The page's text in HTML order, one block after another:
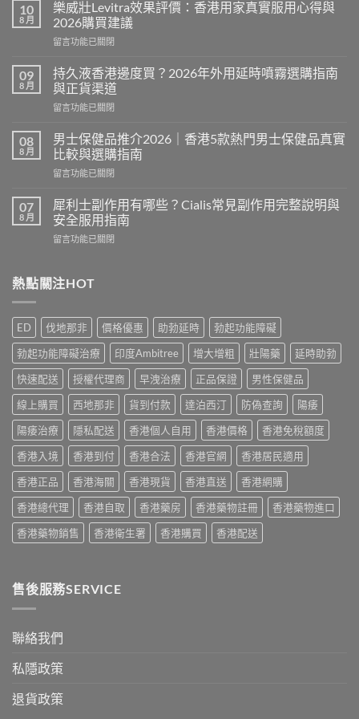
10
8 月
樂威壯Levitra效果評價：香港用家真實服用心得與
2026購買建議
在
威
壯
Levitra
效
評
價：
香
港
家
真
服
得
購
買
建
議〉
中
留言功能已關閉
09
8 月
持久液香港邊度買？2026年外用延時噴霧選購指南
與正貨渠道
在
久
液
香
港
度
買？
2026
年
延
霧
選
購
指
南
與
正
貨
渠
道〉
中
留言功能已關閉
08
8 月
男士保健品推介2026｜香港5款熱門男士保健品真實
比較與選購指南
在
士
保
健
品
2026
港
5
款
熱
門
男
士
保
健
品
真
實
比
較
與
選
購
中
留言功能已關閉
07
8 月
犀利士副作用有哪些？Cialis常見副作用完整說明與
安全服用指南
在
士
副
用
有
哪
些？
Cialis
常
見
副
作
用
完
整
說
明
與
安
全
南〉
留言功能已關閉
熱點關注HOT
ED 伐地那非 價格優惠 助勃延時
勃起功能障礙
勃起功能障礙治療
印度Ambitree 增大增粗 壯陽藥
延時助勃
快速配送
授權代理商 早洩治療 正品保證
男性保健品
線上購買
西地那非 貨到付款 達泊西汀 防偽查詢
陽痿
陽痿治療
隱私配送 香港個人自用 香港價格
香港免稅額度
香港入境
香港到付 香港合法 香港官網
香港居民適用
香港正品
香港海關 香港現貨 香港直送
香港網購
香港總代理
香港自取 香港藥房 香港藥物註冊
香港藥物進口
香港藥物銷售
香港衛生署 香港購買 香港配送
售後服務SERVICE
聯絡我們
私隱政策
退貨政策